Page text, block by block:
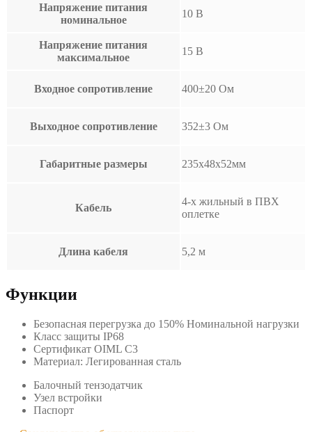
Напряжение питания
номинальное
10 В
Напряжение питания
максимальное
15 В
Входное сопротивление 400±20 Ом
Выходное сопротивление 352±3 Ом
Габаритные размеры 235х48х52мм
Кабель
4-х жильный в ПВХ
оплетке
Длина кабеля 5,2 м
Функции
Безопасная перегрузка до 150% Номинальной нагрузки
Класс защиты IP68
Сертификат OIML C3
Материал: Легированная сталь
Балочный тензодатчик
Узел встройки
Паспорт